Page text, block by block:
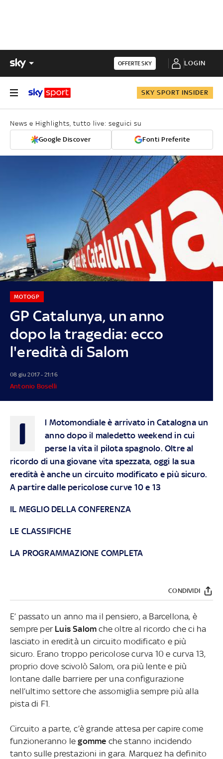
OFFERTE SKY LOGIN
SKY SPORT INSIDER
News e Highlights, tutto live: seguici su
Google Discover Fonti Preferite
GP Catalunya, un anno
dopo la tragedia: ecco
l'eredità di Salom
MOTOGP
08 giu 2017 - 21:16
Antonio Boselli
I
l Motomondiale è arrivato in Catalogna un
anno dopo il maledetto weekend in cui
perse la vita il pilota spagnolo. Oltre al
ricordo di una giovane vita spezzata, oggi la sua
eredità è anche un circuito modificato e più sicuro.
A partire dalle pericolose curve 10 e 13
IL MEGLIO DELLA CONFERENZA
LE CLASSIFICHE
LA PROGRAMMAZIONE COMPLETA
CONDIVIDI
E’ passato un anno ma il pensiero, a Barcellona, è
sempre per Luis Salom che oltre al ricordo che ci ha
lasciato in eredità un circuito modificato e più
sicuro. Erano troppo pericolose curva 10 e curva 13,
proprio dove scivolò Salom, ora più lente e più
lontane dalle barriere per una configurazione
nell’ultimo settore che assomiglia sempre più alla
pista di F1.
Circuito a parte, c’è grande attesa per capire come
funzioneranno legomme che stanno incidendo
tanto sulle prestazioni in gara. Marquez ha definito